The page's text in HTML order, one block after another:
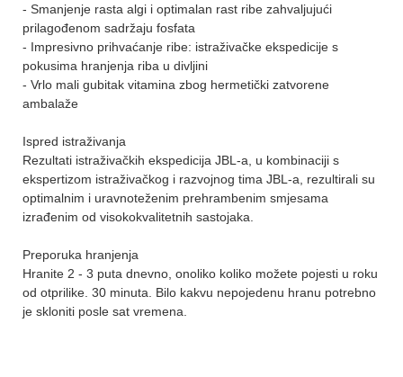
- Smanjenje rasta algi i optimalan rast ribe zahvaljujući
prilagođenom sadržaju fosfata
- Impresivno prihvaćanje ribe: istraživačke ekspedicije s
pokusima hranjenja riba u divljini
- Vrlo mali gubitak vitamina zbog hermetički zatvorene
ambalaže
Ispred istraživanja
Rezultati istraživačkih ekspedicija JBL-a, u kombinaciji s
ekspertizom istraživačkog i razvojnog tima JBL-a, rezultirali su
optimalnim i uravnoteženim prehrambenim smjesama
izrađenim od visokokvalitetnih sastojaka.
Preporuka hranjenja
Hranite 2 - 3 puta dnevno, onoliko koliko možete pojesti u roku
od otprilike. 30 minuta. Bilo kakvu nepojedenu hranu potrebno
je skloniti posle sat vremena.